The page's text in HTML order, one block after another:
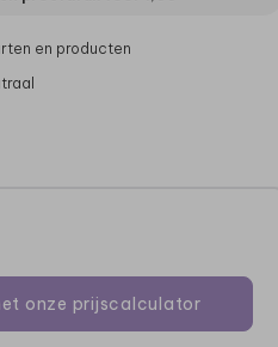
en producten
onze prijscalculator